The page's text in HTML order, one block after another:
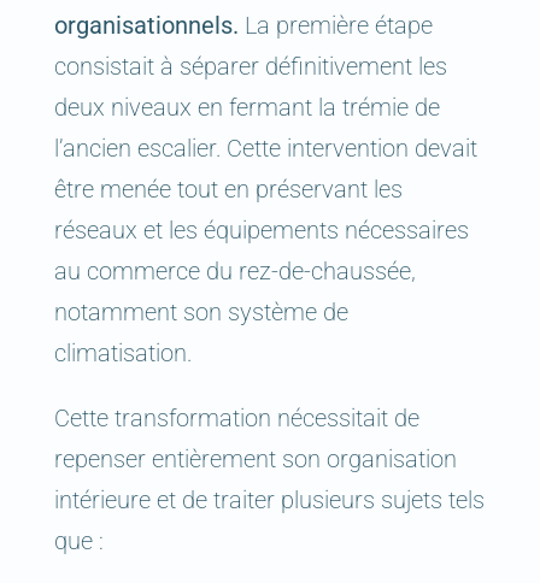
organisationnels. La première étape
consistait à séparer définitivement les
deux niveaux en fermant la trémie de
l’ancien escalier. Cette intervention devait
être menée tout en préservant les
réseaux et les équipements nécessaires
au commerce du rez-de-chaussée,
notamment son système de
climatisation.
Cette transformation nécessitait de
repenser entièrement son organisation
intérieure et de traiter plusieurs sujets tels
que :